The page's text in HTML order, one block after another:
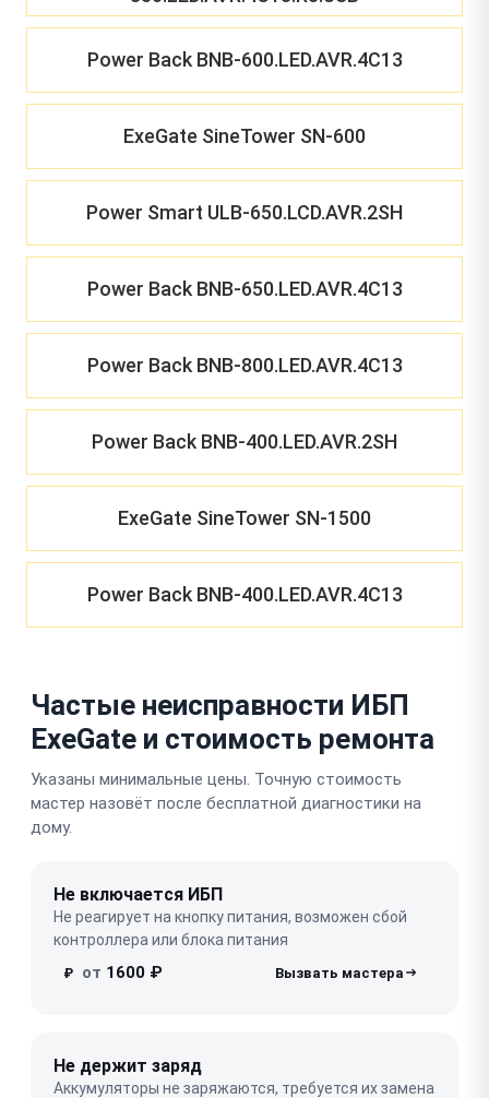
Power Back BNB-600.LED.AVR.4C13
ExeGate SineTower SN-600
Power Smart ULB-650.LCD.AVR.2SH
Power Back BNB-650.LED.AVR.4C13
Power Back BNB-800.LED.AVR.4C13
Power Back BNB-400.LED.AVR.2SH
ExeGate SineTower SN-1500
Power Back BNB-400.LED.AVR.4C13
Частые неисправности ИБП
ExeGate и стоимость ремонта
Указаны минимальные цены. Точную стоимость
мастер назовёт после бесплатной диагностики на
дому.
Не включается ИБП
Не реагирует на кнопку питания, возможен сбой
контроллера или блока питания
₽ от 1600 ₽
Не держит заряд
Аккумуляторы не заряжаются, требуется их замена